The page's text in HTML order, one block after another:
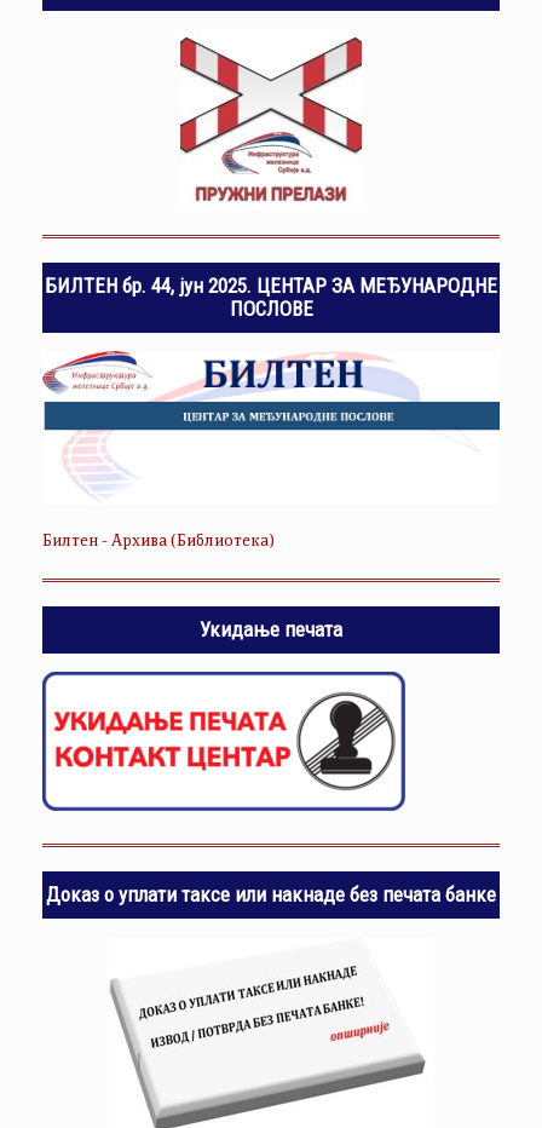
БИЛТЕН бр. 44, јун 2025. ЦЕНТАР ЗА МЕЂУНАРОДНЕ
ПОСЛОВЕ
Билтен - Архива (Библиотека)
Укидање печата
Доказ о уплати таксе или накнаде без печата банке